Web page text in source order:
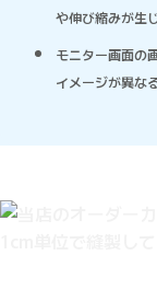
や伸び縮みが生
モニター画面の
イメージが異な